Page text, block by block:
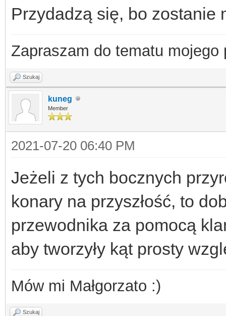
Przydadzą się, bo zostanie
Zapraszam do tematu
Szukaj
kuneg
Member
2021-07-20 06:40 PM
Jeżeli z tych bocznych
konary na przyszłość, to
przewodnika za pomocą
aby tworzyły kąt prosty
Mów mi Małgorzato :)
Szukaj